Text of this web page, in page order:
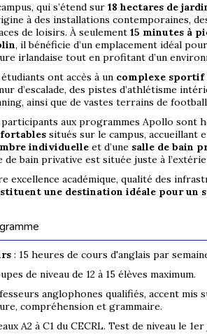
qui s’étend sur 18 hectares de
à des installations contemporaines,
de loisirs. À seulement 15 minutes à
, il bénéficie d’un emplacement idéal
irlandaise tout en profitant d’un
ont accès à un complexe sportif
d’escalade, des pistes d’athlétisme
ainsi que de vastes terrains de
aux programmes Apollo sont
situés sur le campus, accueillant
individuelle et d’une salle de bain
de bain privative est située juste à
excellence académique, qualité des
une destination idéale pour
: 15 heures de cours d'anglais par
de niveau de 12 à 15 élèves maximum.
anglophones qualifiés, accent mis
compréhension et grammaire.
A2 à C1 du CECRL. Test de niveau le